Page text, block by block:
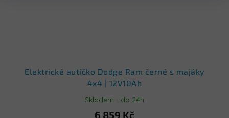
Elektrické autíčko Dodge Ram černé s majáky
4x4 | 12V10Ah
Skladem - do 24h
6 859 Kč